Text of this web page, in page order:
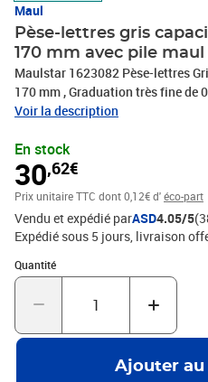
Maul
Pèse-lettres gris
170 mm avec pile maul
Maulstar 1623082 Pèse-lettres
170 mm , Graduation très fine de
par paliers de 1 g jusqu'à 2 kg,
et mise à zéro automatique, La
10, 5 x 11, 5 cm, Fonctionne avec
Voir la description
En stock
30,62€
Prix unitaire TTC dont 0,12€ d'éco-part
Vendu et expédié parASD4.05/5
Expédié sous 5 jours livraison
Quantité
Quantité : 1
Ajouter au